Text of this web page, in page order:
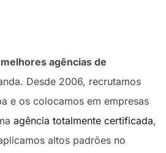
melhores agências de
Desde 2006, recrutamos
e os colocamos em empresas
agência totalmente certificada,
altos padrões no